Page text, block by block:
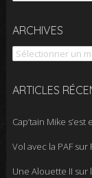
ARCHIVES
Archives
ARTICLES
Cap’tain Mike
Vol avec la PAF
Une Alouette II sur